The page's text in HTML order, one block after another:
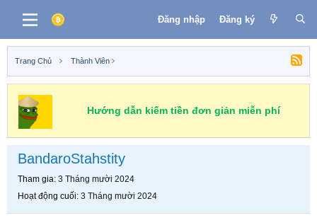
Đăng nhập Đăng ký
Trang Chủ Thành Viên
Hướng dẫn kiếm tiền đơn giản miễn phí
BandaroStahstity
Tham gia 3 Tháng mười 2024
Hoạt động cuối 3 Tháng mười 2024